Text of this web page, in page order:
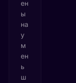
ен
ы
на
у
м
ен
ь
ш